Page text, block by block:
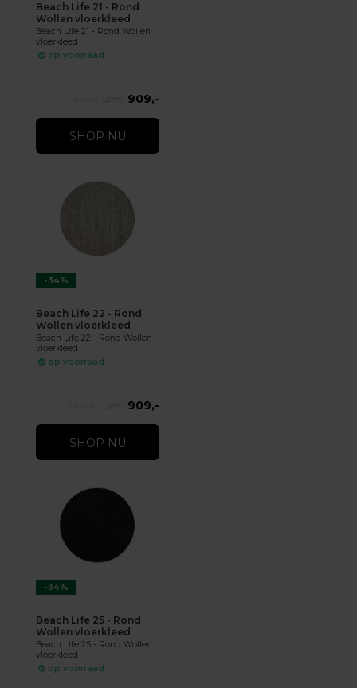
Beach Life 21 - Rond
Wollen vloerkleed
Beach Life 21 - Rond Wollen
vloerkleed
op voorraad
909,-
SHOP NU
-34%
Beach Life 22 - Rond
Wollen vloerkleed
Beach Life 22 - Rond Wollen
vloerkleed
op voorraad
909,-
SHOP NU
-34%
Beach Life 25 - Rond
Wollen vloerkleed
Beach Life 25 - Rond Wollen
vloerkleed
op voorraad